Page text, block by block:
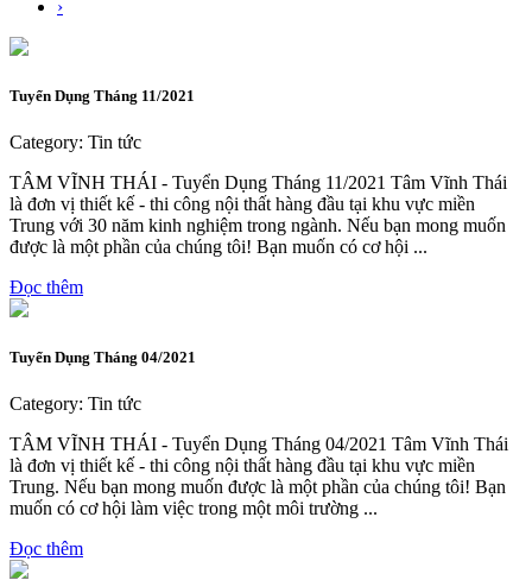
›
Tuyển Dụng Tháng 11/2021
Category: Tin tức
TÂM VĨNH THÁI - Tuyển Dụng Tháng 11/2021 Tâm Vĩnh Thái
là đơn vị thiết kế - thi công nội thất hàng đầu tại khu vực miền
Trung với 30 năm kinh nghiệm trong ngành. Nếu bạn mong muốn
được là một phần của chúng tôi! Bạn muốn có cơ hội ...
Đọc thêm
Tuyển Dụng Tháng 04/2021
Category: Tin tức
TÂM VĨNH THÁI - Tuyển Dụng Tháng 04/2021 Tâm Vĩnh Thái
là đơn vị thiết kế - thi công nội thất hàng đầu tại khu vực miền
Trung. Nếu bạn mong muốn được là một phần của chúng tôi! Bạn
muốn có cơ hội làm việc trong một môi trường ...
Đọc thêm